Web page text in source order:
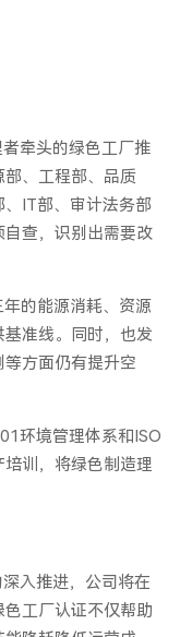
牵头的绿色工厂推
、工程部、品质
IT部、审计法务部
查，识别出需要改
的能源消耗、资源
准线。同时，也发
方面仍有提升空
环境管理体系和ISO
训，将绿色制造理
入推进，公司将在
工厂认证不仅帮助